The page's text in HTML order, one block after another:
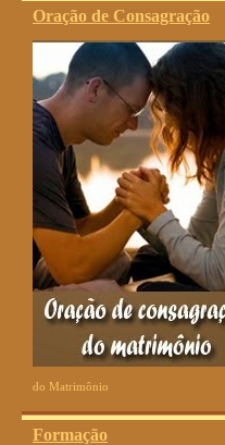
Oração de Consagração
do Matrimônio
Formação